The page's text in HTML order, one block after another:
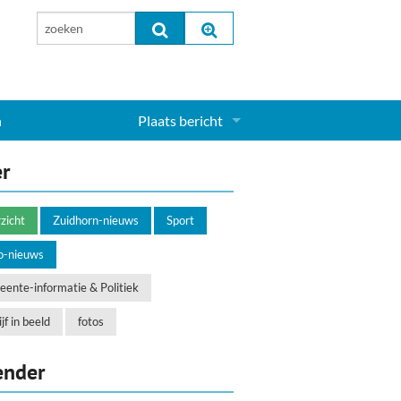
Plaats bericht
Zuidhorn-nieuws Sport
nieuws
informatie & Politiek
in beeld fotos